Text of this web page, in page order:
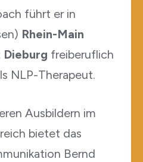
führt er in
Rhein-Main
freiberuflich
NLP-Therapeut.
Ausbildern im
bietet das
Bernd